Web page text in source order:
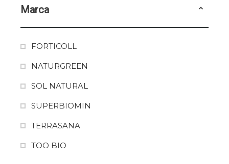
Marca
FORTICOLL
NATURGREEN
SOL NATURAL
SUPERBIOMIN
TERRASANA
TOO BIO